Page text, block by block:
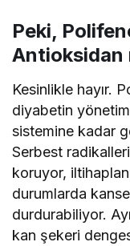
Peki,
Antioksidan
Kesinlikle hayır.
diyabetin
sistemine kadar
Serbest
koruyor,
durumlarda
durdurabiliyor.
kan şekeri